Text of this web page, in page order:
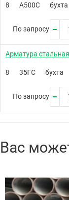
8 А500C бухта
По запросу
Арматура стальная
8 35ГС бухта
По запросу
Вас